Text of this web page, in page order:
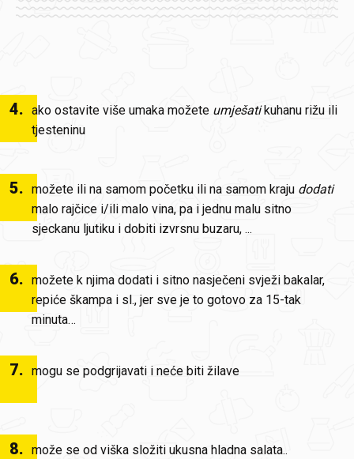
4. ako ostavite više umaka možete umješatikuhanu rižu ili
tjesteninu
5. možete ili na samom početku ili na samom kraju dodati
malo rajčice i/ili malo vina, pa i jednu malu sitno
sjeckanu ljutiku i dobiti izvrsnu buzaru, ...
6. možete k njima dodati i sitno nasječeni svježi bakalar,
repiće škampa i sl., jer sve je to gotovo za 15-tak
minuta…
7. mogu se podgrijavati i neće biti žilave
8. može se od viška složiti ukusna hladna salata..